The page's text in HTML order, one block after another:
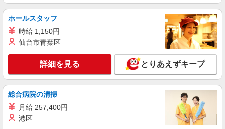
派遣社員
人材プロオフィス株式会社
洗濯機へタオルやシーツの投入
×7.5h×21日)
広島県東広島市田口研究団地6-41
キープ 詳細を見る
ホールスタッフ
時給 1,150円
仙台市青葉区
詳細を見る とりあえずキープ
総合病院の清掃
月給 257,400円
港区